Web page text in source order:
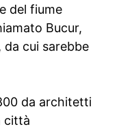
del fiume
Bucur,
da cui sarebbe
da architetti
città